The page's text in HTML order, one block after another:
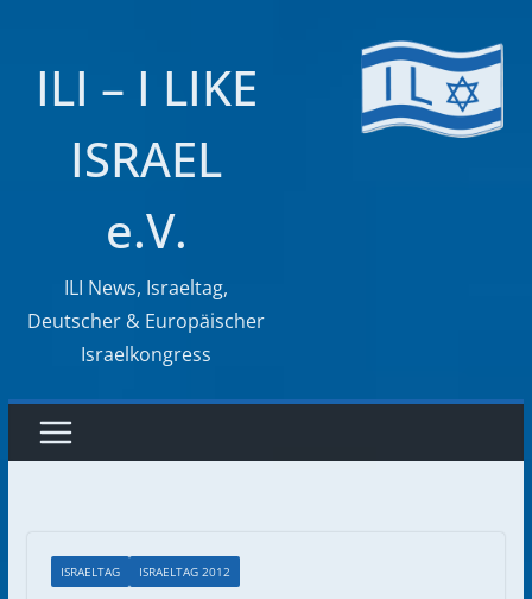
ILI – I LIKE
ISRAEL
e.V.
ILI News, Israeltag,
Deutscher & Europäischer
Israelkongress
ISRAELTAG ISRAELTAG 2012